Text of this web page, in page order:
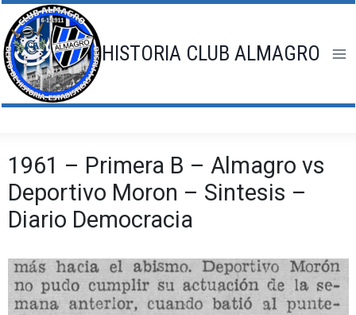
Saltar
al
contenido
HISTORIA CLUB ALMAGRO
1961 – Primera B – Almagro vs
Deportivo Moron – Sintesis –
Diario Democracia